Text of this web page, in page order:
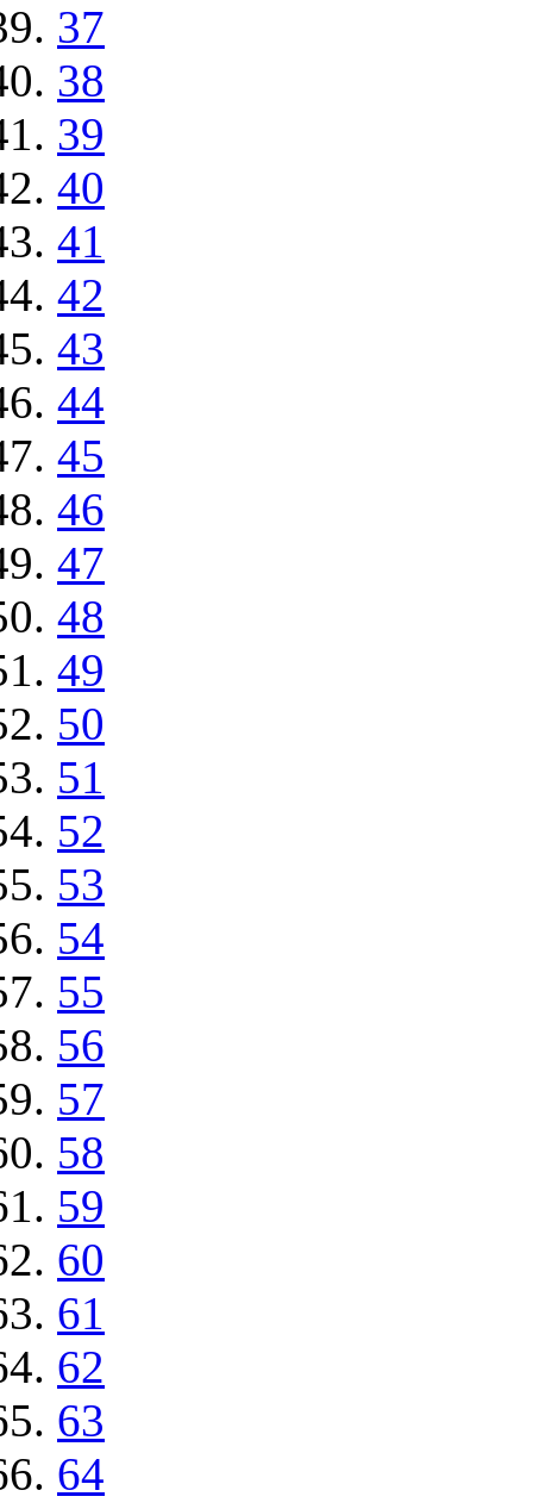
37
38
39
40
41
42
43
44
45
46
47
48
49
50
51
52
53
54
55
56
57
58
59
60
61
62
63
64